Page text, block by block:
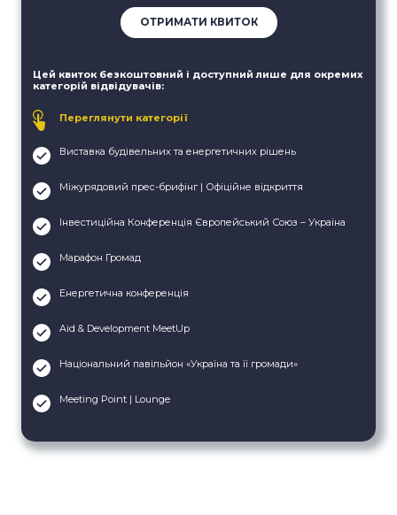
ОТРИМАТИ КВИТОК
Цей квиток безкоштовний і доступний лише для окремих
категорій відвідувачів:
Переглянути категорії
Виставка будівельних та енергетичних рішень
Міжурядовий прес-брифінг | Офіційне відкриття
Інвестиційна Конференція Європейський Союз – Україна
Марафон Громад
Енергетична конференція
Aid & Development MeetUp
Національний павільйон «Україна та її громади»
Meeting Point | Lounge